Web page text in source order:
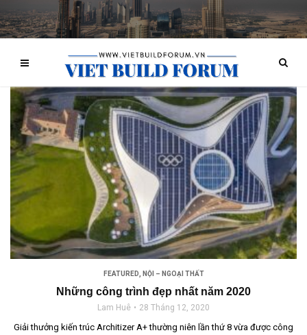
FEATURED, NỘI – NGOẠI THẤT
Những công trình đẹp nhất năm 2020
Lam Huê 28 Tháng 12, 2020
Giải thưởng kiến trúc Architizer A+ thường niên lần thứ 8 vừa được công